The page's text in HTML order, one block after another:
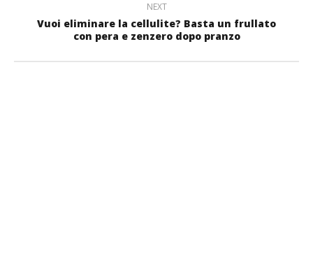
NEXT
Vuoi eliminare la cellulite? Basta un frullato
con pera e zenzero dopo pranzo